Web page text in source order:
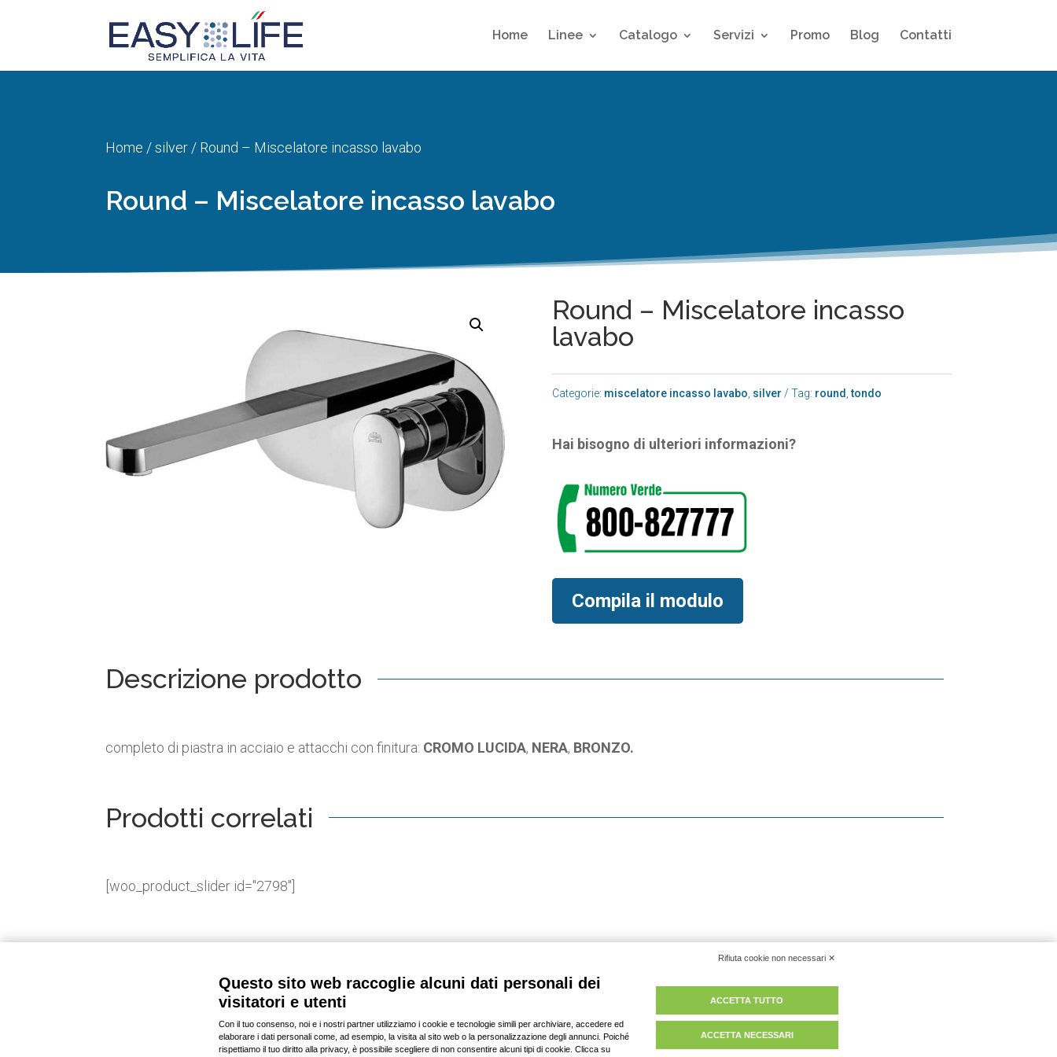
Home Linee Catalogo Servizi Promo Blog Contatti
Home /silver / Round – Miscelatore incasso lavabo
Round – Miscelatore incasso lavabo
Round – Miscelatore incasso
lavabo
Categorie: miscelatore incasso lavabo silver Tag: round ,tondo
Hai bisogno di ulteriori informazioni?
Compila il modulo
Descrizione prodotto
completo di piastra in acciaio e attacchi con finitura: CROMO LUCIDA, NERA, BRONZO.
Prodotti correlati
[woo_product_slider id="2798"]
© 2020-2023 DAV srl, tutti i diritti riservati | P. IVA: 03701430369 | Privacy policy